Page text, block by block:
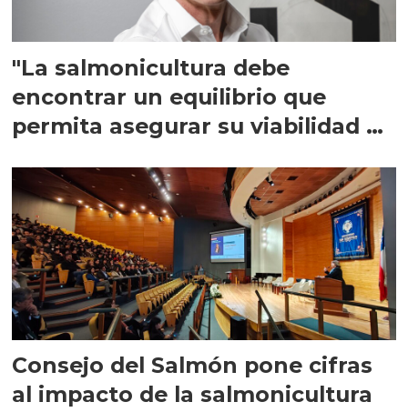
"La salmonicultura debe
encontrar un equilibrio que
permita asegurar su viabilidad de
Consejo del Salmón pone cifras
al impacto de la salmonicultura